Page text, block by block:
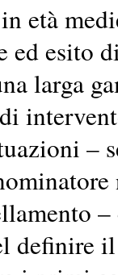
età
ed esito
larga
–
definire